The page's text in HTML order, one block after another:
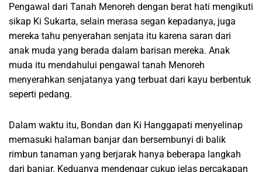
Pengawal dari Tanah Menoreh dengan berat hati mengikuti
sikap Ki Sukarta, selain merasa segan kepadanya, juga
mereka tahu penyerahan senjata itu karena saran dari
anak muda yang berada dalam barisan mereka. Anak
muda itu mendahului pengawal tanah Menoreh
menyerahkan senjatanya yang terbuat dari kayu berbentuk
seperti pedang.
Dalam waktu itu, Bondan dan Ki Hanggapati menyelinap
memasuki halaman banjar dan bersembunyi di balik
rimbun tanaman yang berjarak hanya beberapa langkah
dari banjar. Keduanya mendengar cukup jelas percakapan